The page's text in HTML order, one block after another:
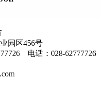
园区456号
电话：028-62777726